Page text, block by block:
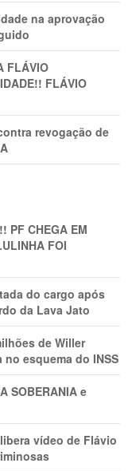
na aprovação
FLÁVIO
FLÁVIO
revogação de
PF CHEGA EM
FOI
do cargo após
da Lava Jato
de Willer
esquema do INSS
SOBERANIA e
vídeo de Flávio